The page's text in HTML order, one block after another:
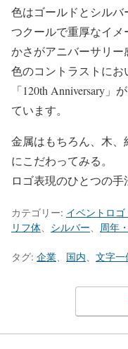
色はゴールドとシル
つクールで重厚なイ
かさがアニバーサリー
色のコントラストに
「120th Anniversary
ています。
金属はもちろん、木
にこだわってみる。
ロゴ表現のひとつの手
カテゴリー: イベントロ
リフ体
シルバー 周年
タグ: 企業 国内 文字一